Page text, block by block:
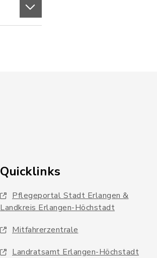
Quicklinks
Pflegeportal Stadt Erlangen &
Landkreis Erlangen-Höchstadt
Mitfahrerzentrale
Landratsamt Erlangen-Höchstadt